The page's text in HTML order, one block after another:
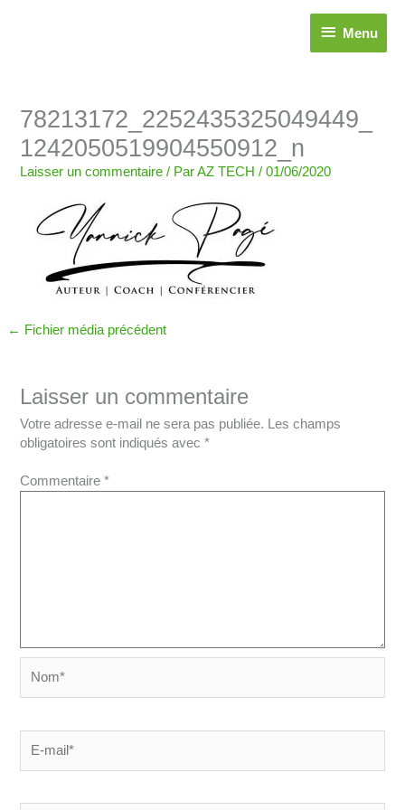
Menu
Menu
78213172_2252435325049449_
1242050519904550912_n
Laisser un commentaire / ParAZ TECH/01/06/2020
← Fichier média précédent
Laisser un commentaire
Votre adresse e-mail ne sera pas publiée.
Les champs
obligatoires sont indiqués avec*
Commentaire*
mail*